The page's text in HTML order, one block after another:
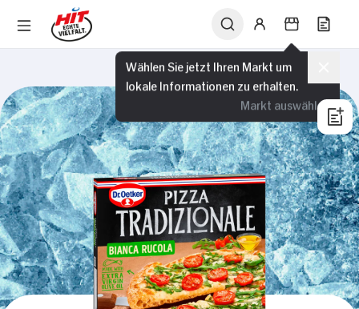
Wählen Sie jetzt Ihren Markt um
lokale Informationen zu erhalten.
Markt auswählen